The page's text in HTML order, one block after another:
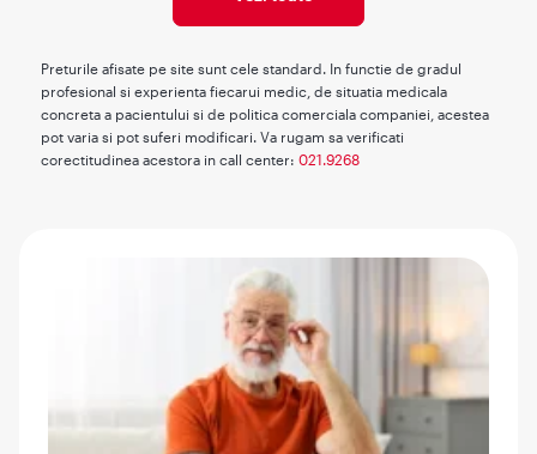
Preturile afisate pe site sunt cele standard. In functie de gradul
profesional si experienta fiecarui medic, de situatia medicala
concreta a pacientului si de politica comerciala companiei, acestea
pot varia si pot suferi modificari. Va rugam sa verificati
corectitudinea acestora in call center: 021.9268